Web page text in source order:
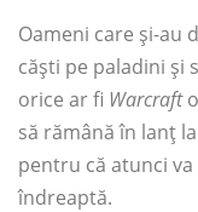
Oameni care și-au
căști pe paladini și
orice ar fi Warcraft
să rămână în lanț
pentru că atunci va
îndreaptă.